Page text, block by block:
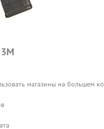
магазины на большем